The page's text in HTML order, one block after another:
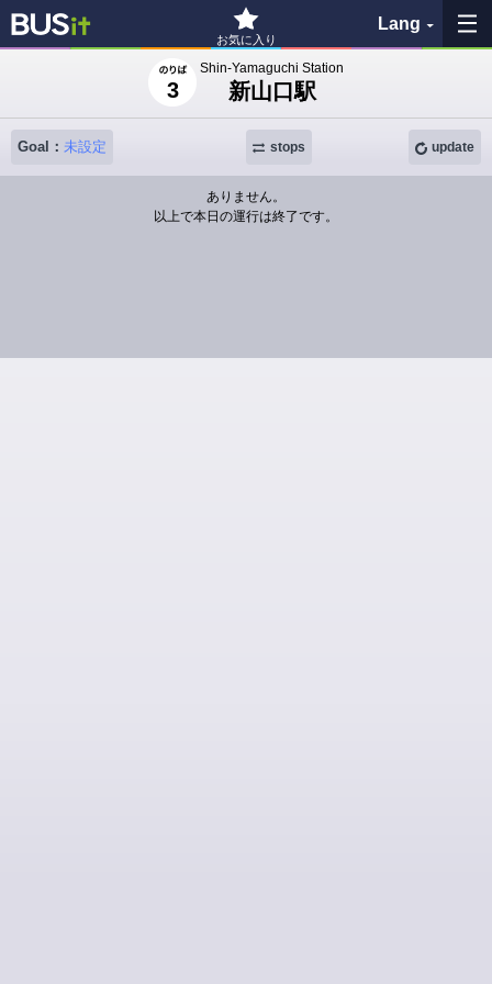
お気に入り
Lang
My Favorites
History
See the map
3
Shin-Yamaguchi Station
新山口駅
Goal： 未設定 update
stops
ありません。
以上で本日の運行は終了です。